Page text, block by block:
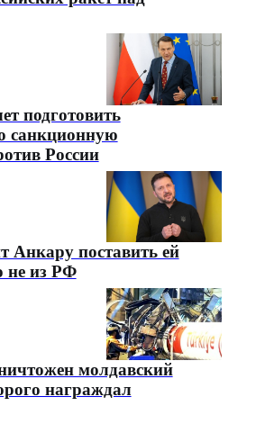
подготовить
санкционную
России
Анкару поставить ей
не из РФ
молдавский
награждал